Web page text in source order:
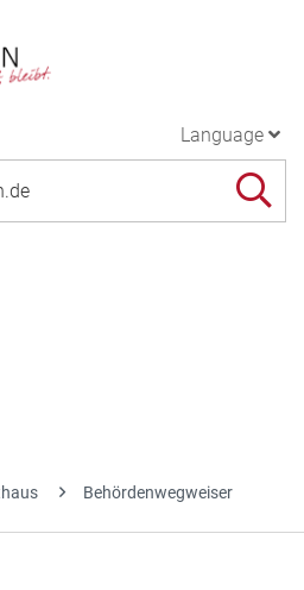
Language
Behördenwegweiser